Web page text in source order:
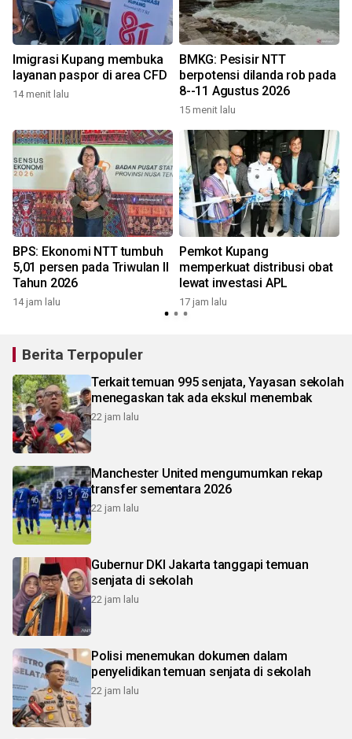
Imigrasi Kupang membuka
layanan paspor di area CFD
14 menit lalu
BMKG: Pesisir NTT
berpotensi dilanda rob pada
8--11 Agustus 2026
15 menit lalu
BPS: Ekonomi NTT tumbuh
5,01 persen pada Triwulan II
Tahun 2026
14 jam lalu
Pemkot Kupang
memperkuat distribusi obat
lewat investasi APL
17 jam lalu
Berita Terpopuler
Terkait temuan 995 senjata, Yayasan sekolah
menegaskan tak ada ekskul menembak
22 jam lalu
Manchester United mengumumkan rekap
transfer sementara 2026
22 jam lalu
Gubernur DKI Jakarta tanggapi temuan
senjata di sekolah
22 jam lalu
Polisi menemukan dokumen dalam
penyelidikan temuan senjata di sekolah
22 jam lalu